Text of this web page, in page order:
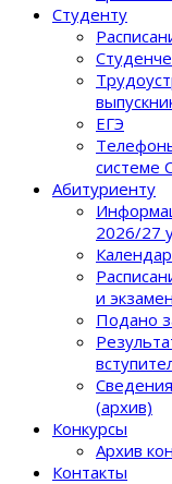
Студенту
ЕГЭ
системе
Абитуриенту
2026/27
и
Подано
(архив)
Конкурсы
Архив
Контакты